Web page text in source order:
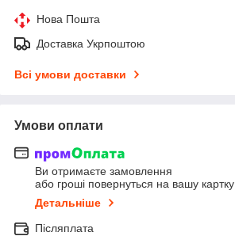
Нова Пошта
Доставка Укрпоштою
Всі умови доставки
Умови оплати
Ви отримаєте замовлення
або гроші повернуться на вашу картку
Детальніше
Післяплата